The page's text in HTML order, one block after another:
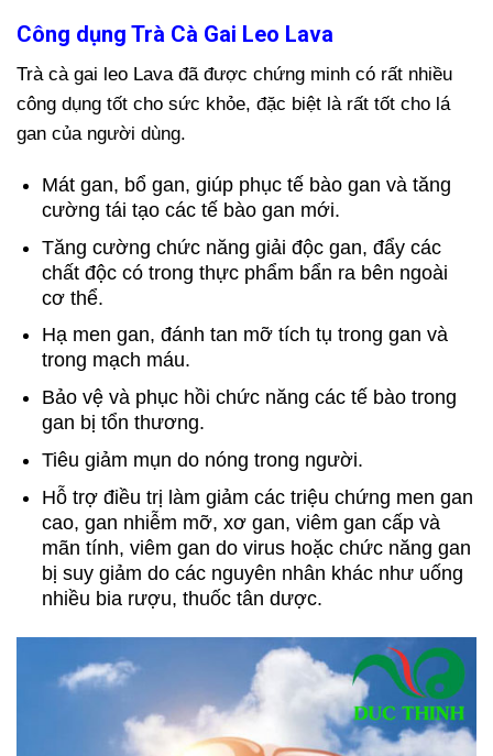
Công dụng Trà Cà Gai Leo Lava
Trà cà gai leo Lava đã được chứng minh có rất nhiều
công dụng tốt cho sức khỏe, đặc biệt là rất tốt cho lá
gan của người dùng.
Mát gan, bổ gan, giúp phục tế bào gan và tăng
cường tái tạo các tế bào gan mới.
Tăng cường chức năng giải độc gan, đẩy các
chất độc có trong thực phẩm bẩn ra bên ngoài
cơ thể.
Hạ men gan, đánh tan mỡ tích tụ trong gan và
trong mạch máu.
Bảo vệ và phục hồi chức năng các tế bào trong
gan bị tổn thương.
Tiêu giảm mụn do nóng trong người.
Hỗ trợ điều trị làm giảm các triệu chứng men gan
cao, gan nhiễm mỡ, xơ gan, viêm gan cấp và
mãn tính, viêm gan do virus hoặc chức năng gan
bị suy giảm do các nguyên nhân khác như uống
nhiều bia rượu, thuốc tân dược.